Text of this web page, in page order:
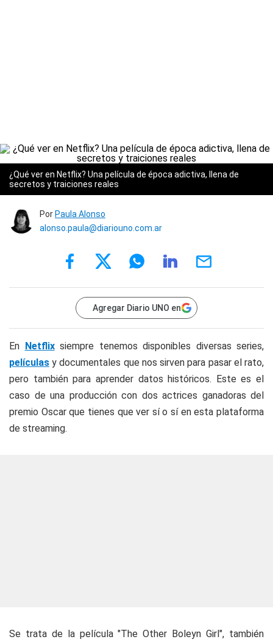
¿Qué ver en Netflix? Una película de época adictiva, llena de
secretos y traiciones reales
Por Paula Alonso
alonso.paula@diariouno.com.ar
Agregar Diario UNO en
En Netflixsiempre tenemos disponibles diversas series,
películas y documentales que nos sirven para pasar el rato,
pero también para aprender datos históricos. Este es el
caso de una producción con dos actrices ganadoras del
premio Oscar que tienes que ver sí o sí en esta plataforma
de streaming.
Se trata de la película "The Other Boleyn Girl", también